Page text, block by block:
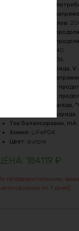
Бмс плата -ток
Верхний порог
Количество циклов:
Максимальный
Максимальный
540
36
Напряжение заряда, V:
Нижний порог
Рекомендуемый
Рекомендуемый
Температура заряда,
Температура разряда,
Ток балансировки, mA:
Химия: LiFePO4
Цвет: purple
184119 ₽
предварительному
от 7 дней)